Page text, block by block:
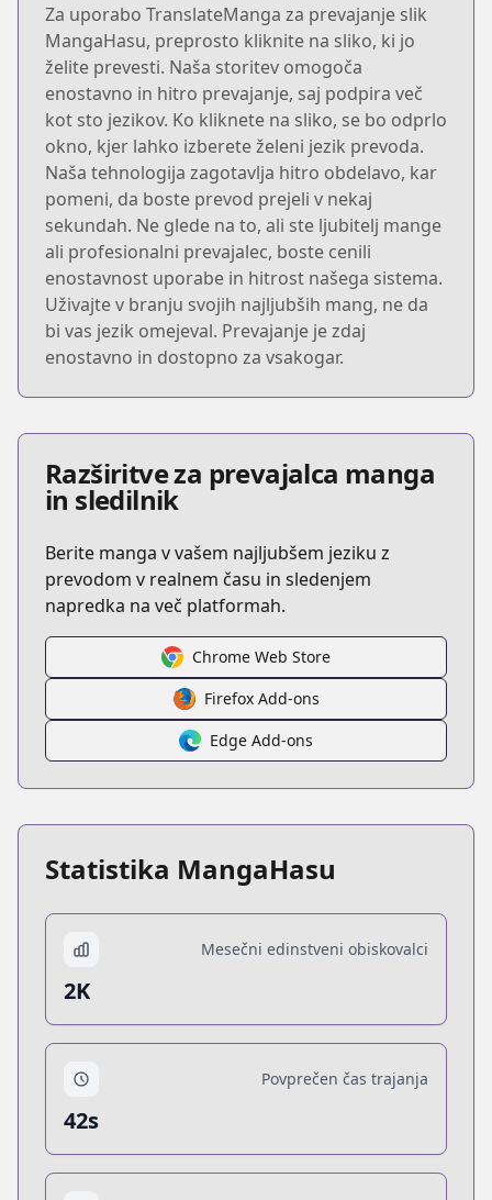
Za uporabo TranslateManga za prevajanje slik
MangaHasu, preprosto kliknite na sliko, ki jo
želite prevesti. Naša storitev omogoča
enostavno in hitro prevajanje, saj podpira več
kot sto jezikov. Ko kliknete na sliko, se bo odprlo
okno, kjer lahko izberete želeni jezik prevoda.
Naša tehnologija zagotavlja hitro obdelavo, kar
pomeni, da boste prevod prejeli v nekaj
sekundah. Ne glede na to, ali ste ljubitelj mange
ali profesionalni prevajalec, boste cenili
enostavnost uporabe in hitrost našega sistema.
Uživajte v branju svojih najljubših mang, ne da
bi vas jezik omejeval. Prevajanje je zdaj
enostavno in dostopno za vsakogar.
Razširitve za prevajalca manga
in sledilnik
Berite manga v vašem najljubšem jeziku z
prevodom v realnem času in sledenjem
napredka na več platformah.
Chrome Web Store
Firefox Add-ons
Edge Add-ons
Statistika MangaHasu
Mesečni edinstveni obiskovalci
2K
Povprečen čas trajanja
42s